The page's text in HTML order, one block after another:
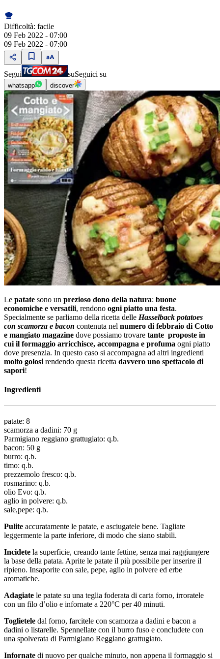
Difficoltà: facile
09 Feb 2022 - 07:00
09 Feb 2022 - 07:00
Segui suSeguici su
whatsapp discover
Le patate sono un prezioso dono della natura: buone
economiche e versatili, rendono ogni piatto una festa.
Specialmente se parliamo della ricetta delle Hasselback potatoes
con scamorza e bacon contenuta nel numero di febbraio di Cotto
e mangiato magazine dove possiamo trovare tante proposte in
cui il formaggio arricchisce, accompagna e profuma ogni piatto
dove presenzia. In questo caso si accompagna ad altri ingredienti
molto golosi rendendo questa ricetta davvero uno spettacolo di
sapori!
Ingredienti
patate: 8
scamorza a dadini: 70 g
Parmigiano reggiano grattugiato: q.b.
bacon: 50 g
burro: q.b.
timo: q.b.
prezzemolo fresco: q.b.
rosmarino: q.b.
olio Evo: q.b.
aglio in polvere: q.b.
sale,pepe: q.b.
Pulite accuratamente le patate, e asciugatele bene. Tagliate
leggermente la parte inferiore, di modo che siano stabili.
Incidete la superficie, creando tante fettine, senza mai raggiungere
la base della patata. Aprite le patate il più possibile per inserire il
ripieno. Insaporite con sale, pepe, aglio in polvere ed erbe
aromatiche.
Adagiate le patate su una teglia foderata di carta forno, irroratele
con un filo d’olio e infornate a 220°C per 40 minuti.
Toglietele dal forno, farcitele con scamorza a dadini e bacon a
dadini o listarelle. Spennellate con il burro fuso e concludete con
una spolverata di Parmigiano Reggiano grattugiato.
Infornate di nuovo per qualche minuto, non appena il formaggio si